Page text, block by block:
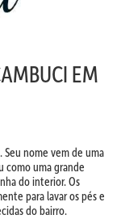
EM
Seu nome vem de uma
como uma grande
do interior. Os
para lavar os pés e
do bairro.